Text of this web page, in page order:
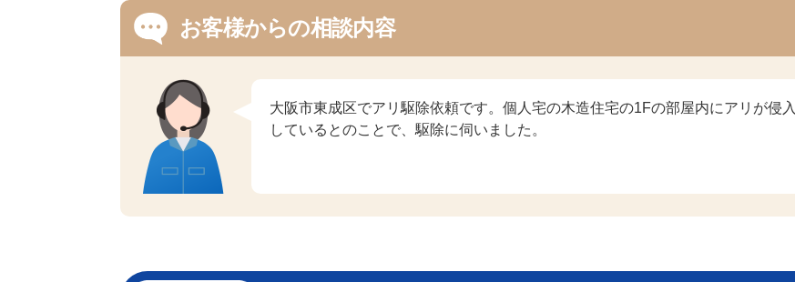
お客様からの相談内容
大阪市東成区でアリ駆除依頼です。個人宅の木造住宅の1Fの部屋内にアリが侵入
しているとのことで、駆除に伺いました。